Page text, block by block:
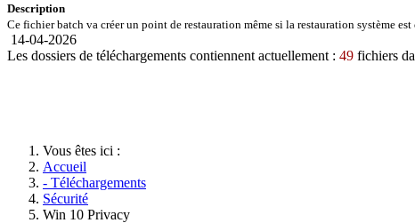
Description
Ce fichier batch va créer un point de restauration même si la restauration système est
14-04-2026
Les dossiers de téléchargements contiennent actuellement : 49 fichiers
Vous êtes ici :
Accueil
- Téléchargements
Sécurité
Win 10 Privacy